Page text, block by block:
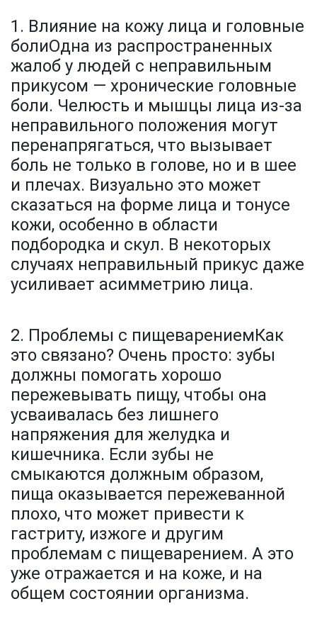
1. Влияние на кожу лица и головные
болиОдна из распространенных
жалоб у людей с неправильным
прикусом — хронические головные
боли. Челюсть и мышцы лица из-за
неправильного положения могут
перенапрягаться, что вызывает
боль не только в голове, но и в шее
и плечах. Визуально это может
сказаться на форме лица и тонусе
кожи, особенно в области
подбородка и скул. В некоторых
случаях неправильный прикус даже
усиливает асимметрию лица.
2. Проблемы с пищеварениемКак
это связано? Очень просто: зубы
должны помогать хорошо
пережевывать пищу, чтобы она
усваивалась без лишнего
напряжения для желудка и
кишечника. Если зубы не
смыкаются должным образом,
пища оказывается пережеванной
плохо, что может привести к
гастриту, изжоге и другим
проблемам с пищеварением. А это
уже отражается и на коже, и на
общем состоянии организма.